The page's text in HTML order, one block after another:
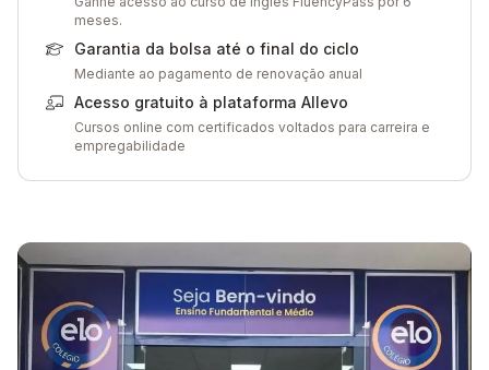
meses.
Garantia da bolsa até o final do ciclo
Mediante ao pagamento de renovação anual
Acesso gratuito à plataforma Allevo
Cursos online com certificados voltados para carreira e
empregabilidade
Galeria de imagem